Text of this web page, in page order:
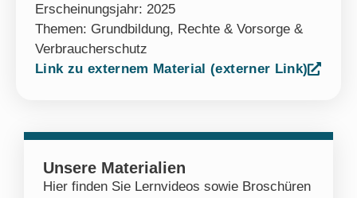
Erscheinungsjahr: 2025
Themen: Grundbildung, Rechte & Vorsorge &
Verbraucherschutz
Link zu externem Material (externer Link)
Unsere Materialien
Hier finden Sie Lernvideos sowie Broschüren